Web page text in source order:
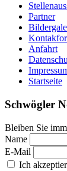
Partner
Anfahrt
Startseite
Schwögler
Bleiben Sie
Name
E-Mail
Ich